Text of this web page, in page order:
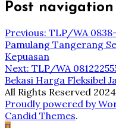
Post navigation
Previous: TLP/WA
Pamulang Tangerang
Kepuasan
Next: TLP/WA
Bekasi Harga Fleksibel
All Rights Reserved
Proudly powered by
Candid Themes.